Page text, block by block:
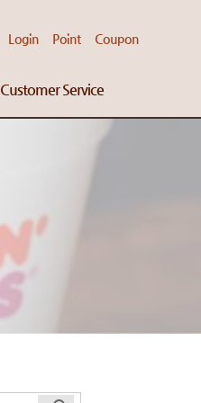
Login Point Coupon
Customer Service